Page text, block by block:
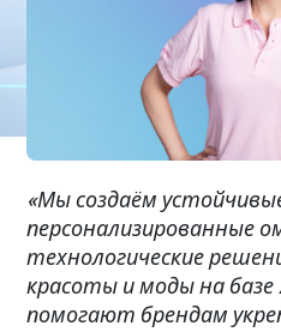
«Мы создаём
персонализированные
технологические
красоты и моды на базе
помогают брендам